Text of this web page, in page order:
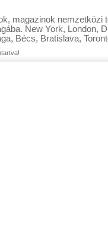
magazinok nemzetközi
New York, London,
Bécs, Bratislava,